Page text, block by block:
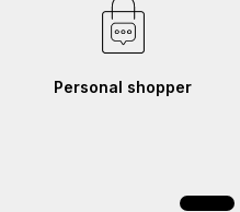
Personal shopper